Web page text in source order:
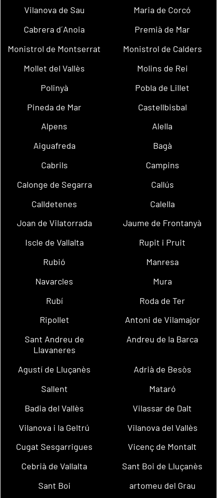
Vilanova de Sau
Maria de Corcó
Cabrera d´Anoia
Premià de Mar
Monistrol de Montserrat
Monistrol de Calders
Mollet del Vallès
Molins de Rei
Polinyà
Pobla de Lillet
Pineda de Mar
Castellbisbal
Alpens
Alella
Aiguafreda
Bagà
Cabrils
Campins
Calonge de Segarra
Callús
Calldetenes
Calella
Joan de Vilatorrada
Jaume de Frontanyà
Iscle de Vallalta
Rupit i Pruit
Rubió
Manresa
Navarcles
Mura
Rubí
Roda de Ter
Ripollet
Antoni de Vilamajor
Sant Andreu de
Llavaneres
Andreu de la Barca
Agustí de Lluçanès
Adrià de Besòs
Sallent
Mataró
Badia del Vallès
Vilassar de Dalt
Vilanova i la Geltrú
Vilanova del Vallès
Cugat Sesgarrigues
Vicenç de Montalt
Cebrià de Vallalta
Sant Boi de Lluçanès
Sant Boi
artomeu del Grau